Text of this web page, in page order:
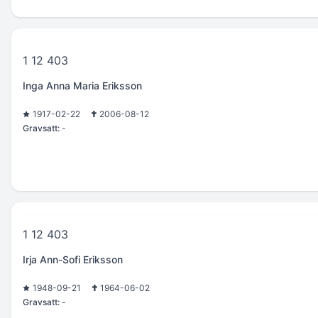
1 12 403
Inga Anna Maria Eriksson
1917-02-22
2006-08-12
Gravsatt: -
1 12 403
Irja Ann-Sofi Eriksson
1948-09-21
1964-06-02
Gravsatt: -